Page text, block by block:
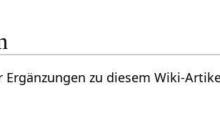
zu diesem Wiki-Artikel zu Kultivierung‏‎?